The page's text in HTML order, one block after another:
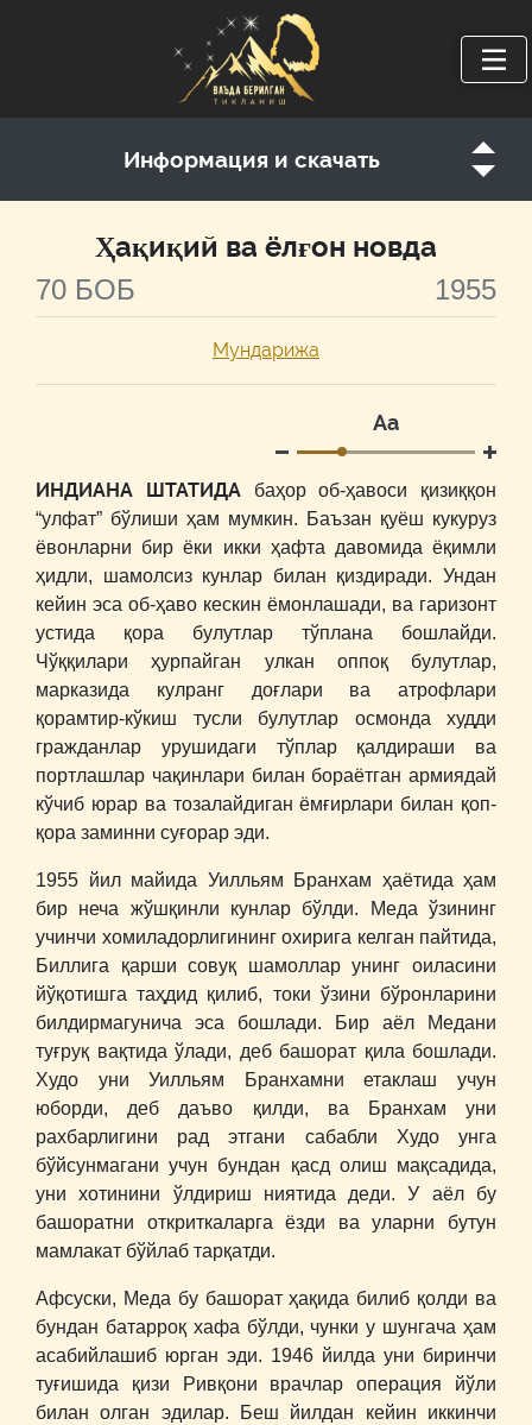
Информация и скачать
Ҳақиқий ва ёлғон новда
70 БОБ 1955
Мундарижа
Аа
ИНДИАНА ШТАТИДАбаҳор об-ҳавоси қизиққон
“улфат” бўлиши ҳам мумкин. Баъзан қуёш кукуруз
ёвонларни бир ёки икки ҳафта давомида ёқимли
ҳидли, шамолсиз кунлар билан қиздиради. Ундан
кейин эса об-ҳаво кескин ёмонлашади, ва гаризонт
устида қора булутлар тўплана бошлайди.
Чўққилари ҳурпайган улкан оппоқ булутлар,
марказида кулранг доғлари ва атрофлари
қорамтир-кўкиш тусли булутлар осмонда худди
гражданлар урушидаги тўплар қалдираши ва
портлашлар чақинлари билан бораётган армиядай
кўчиб юрар ва тозалайдиган ёмғирлари билан қоп-
қора заминни суғорар эди.
1955 йил майида Уилльям Бранхам ҳаётида ҳам
бир неча жўшқинли кунлар бўлди. Меда ўзининг
учинчи хомиладорлигининг охирига келган пайтида,
Биллига қарши совуқ шамоллар унинг оиласини
йўқотишга таҳдид қилиб, токи ўзини бўронларини
билдирмагунича эса бошлади. Бир аёл Медани
туғруқ вақтида ўлади, деб башорат қила бошлади.
Худо уни Уилльям Бранхамни етаклаш учун
юборди, деб даъво қилди, ва Бранхам уни
рахбарлигини рад этгани сабабли Худо унга
бўйсунмагани учун бундан қасд олиш мақсадида,
уни хотинини ўлдириш ниятида деди. У аёл бу
башоратни откриткаларга ёзди ва уларни бутун
мамлакат бўйлаб тарқатди.
Афсуски, Меда бу башорат ҳақида билиб қолди ва
бундан батарроқ хафа бўлди, чунки у шунгача ҳам
асабийлашиб юрган эди. 1946 йилда уни биринчи
туғишида қизи Ривқони врачлар операция йўли
билан олган эдилар. Беш йилдан кейин иккинчи